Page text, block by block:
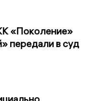
«Поколение»
передали в суд